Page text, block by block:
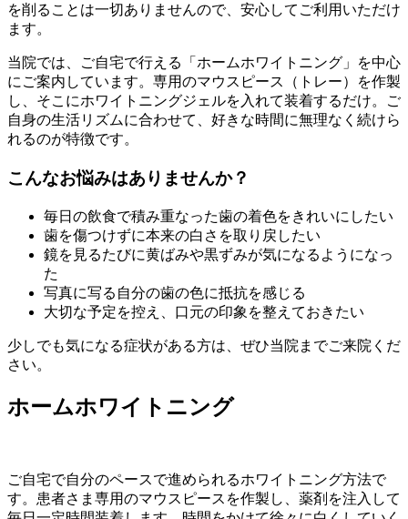
を削ることは一切ありませんので、安心してご利用いただけ
ます。
当院では、ご自宅で行える「ホームホワイトニング」を中心
にご案内しています。専用のマウスピース（トレー）を作製
し、そこにホワイトニングジェルを入れて装着するだけ。ご
自身の生活リズムに合わせて、好きな時間に無理なく続けら
れるのが特徴です。
こんなお悩みはありませんか？
毎日の飲食で積み重なった歯の着色をきれいにしたい
歯を傷つけずに本来の白さを取り戻したい
鏡を見るたびに黄ばみや黒ずみが気になるようになっ
た
写真に写る自分の歯の色に抵抗を感じる
大切な予定を控え、口元の印象を整えておきたい
少しでも気になる症状がある方は、ぜひ当院までご来院くだ
さい。
ホームホワイトニング
ご自宅で自分のペースで進められるホワイトニング方法で
す。患者さま専用のマウスピースを作製し、薬剤を注入して